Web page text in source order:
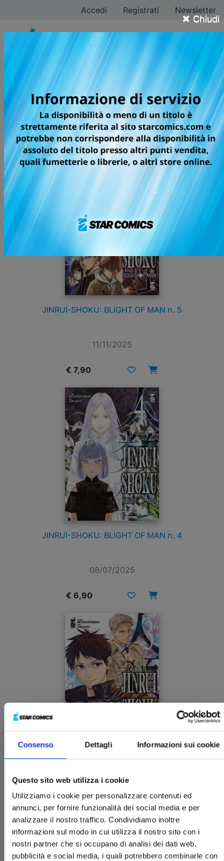
Consenso Dettagli Informazioni sui cookie
Questo sito web utilizza i cookie
Utilizziamo i cookie per personalizzare contenuti ed
annunci, per fornire funzionalità dei social media e per
analizzare il nostro traffico. Condividiamo inoltre
informazioni sul modo in cui utilizza il nostro sito con i
nostri partner che si occupano di analisi dei dati web,
pubblicità e social media, i quali potrebbero combinarle con
× Chiudi
Accedi Registrati Newsletter
Yuki Sato
Tutti i fumetti
JINRUI-SHOKU: BLIGHT OF MAN n. 5
11/11/2025
€ 7,90
JINRUI-SHOKU: BLIGHT OF MAN n. 4
08/07/2025
€ 6,90
JINRUI-SHOKU: BLIGHT OF MAN n. 3
13/05/2025
€ 6,90